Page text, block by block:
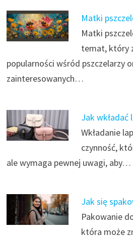
Matki
Matki
temat, który
popularności wśród pszczelarzy
zainteresowanych…
Jak wkładać
Wkładanie
czynność,
ale wymaga pewnej uwagi, aby…
Jak się
Pakowanie
która może